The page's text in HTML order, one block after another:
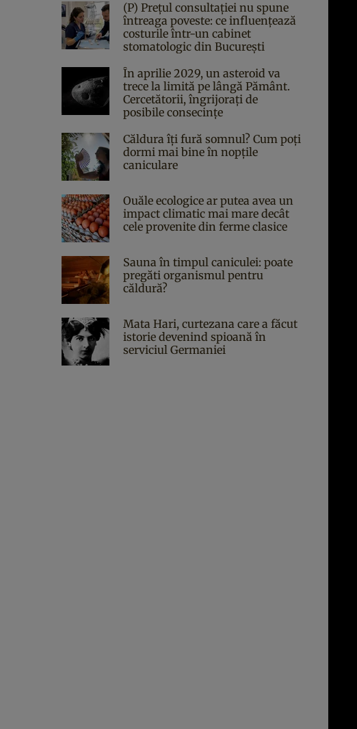
(P) Prețul consultației nu spune
întreaga poveste: ce influențează
costurile într-un cabinet
stomatologic din București
În aprilie 2029, un asteroid va
trece la limită pe lângă Pământ.
Cercetătorii, îngrijorați de
posibile consecințe
Căldura îți fură somnul? Cum poți
dormi mai bine în nopțile
caniculare
Ouăle ecologice ar putea avea un
impact climatic mai mare decât
cele provenite din ferme clasice
Sauna în timpul caniculei: poate
pregăti organismul pentru
căldură?
Mata Hari, curtezana care a făcut
istorie devenind spioană în
serviciul Germaniei